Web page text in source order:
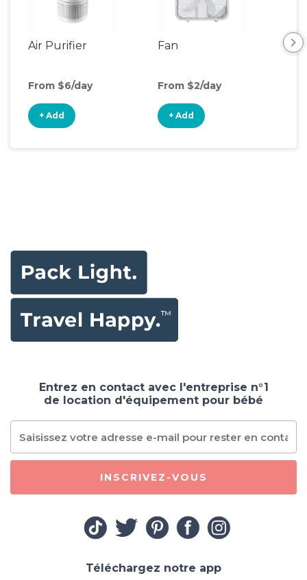
Air Purifier
From $6/day
+ Add
Fan
From $2/day
+ Add
Entrez en contact avec l'entreprise n°1
de location d'équipement pour bébé
INSCRIVEZ-VOUS
Téléchargez notre app